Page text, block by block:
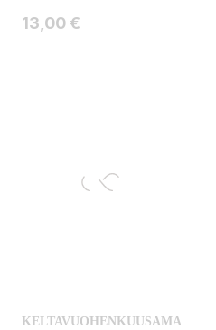
Hinta
13,00 €
KELTAVUOHENKUUSAMA